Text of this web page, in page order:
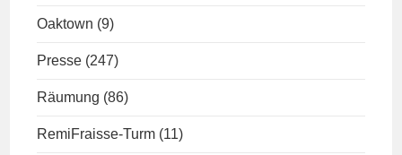
Oaktown (9)
Presse (247)
Räumung (86)
RemiFraisse-Turm (11)